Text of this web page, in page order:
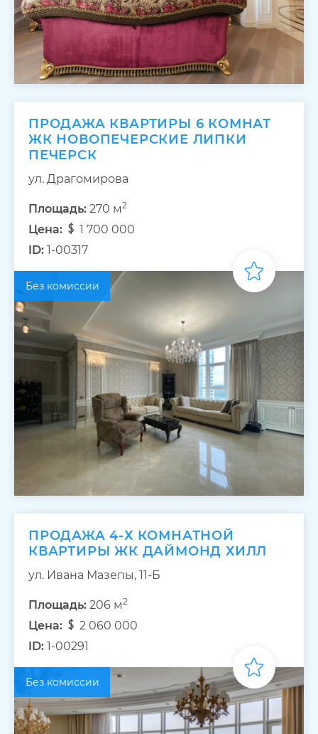
ПРОДАЖА КВАРТИРЫ 6 КОМНАТ
ЖК НОВОПЕЧЕРСКИЕ ЛИПКИ
ПЕЧЕРСК
ул. Драгомирова
Площадь: 270 м2
Цена:
1 700 000
ID: 1-00317
Без комиссии
ПРОДАЖА 4-Х КОМНАТНОЙ
КВАРТИРЫ ЖК ДАЙМОНД ХИЛЛ
ул. Ивана Мазепы, 11-Б
Площадь: 206 м2
Цена:
2 060 000
ID: 1-00291
Без комиссии